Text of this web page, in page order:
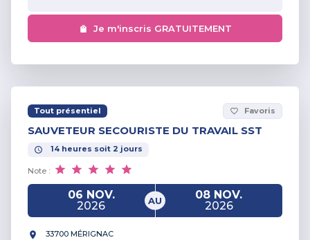
Je m'inscris GRATUITEMENT
Tout présentiel favorite_border Favoris
SAUVETEUR SECOURISTE DU TRAVAIL SST
14 heures soit 2 jours
Note :
06 NOV.
2026
AU
08 NOV.
2026
33700 MÉRIGNAC